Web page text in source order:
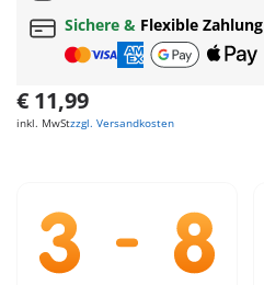
Sichere & Flexible Zahlung
€ 11,99
inkl. MwStzzgl. Versandkosten